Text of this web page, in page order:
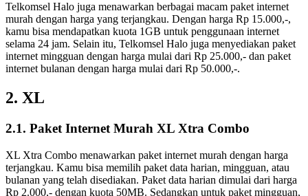
Telkomsel Halo juga menawarkan berbagai macam paket internet
murah dengan harga yang terjangkau. Dengan harga Rp 15.000,-,
kamu bisa mendapatkan kuota 1GB untuk penggunaan internet
selama 24 jam. Selain itu, Telkomsel Halo juga menyediakan paket
internet mingguan dengan harga mulai dari Rp 25.000,- dan paket
internet bulanan dengan harga mulai dari Rp 50.000,-.
2. XL
2.1. Paket Internet Murah XL Xtra Combo
XL Xtra Combo menawarkan paket internet murah dengan harga
terjangkau. Kamu bisa memilih paket data harian, mingguan, atau
bulanan yang telah disediakan. Paket data harian dimulai dari harga
Rp 2.000,- dengan kuota 50MB. Sedangkan untuk paket mingguan,